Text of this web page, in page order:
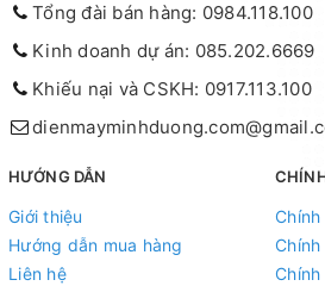
Tổng đài bán hàng: 0984.118.100
Kinh doanh dự án: 085.202.6669
Khiếu nại và CSKH: 0917.113.100
HƯỚNG DẪN
Giới thiệu
Hướng dẫn mua hàng
Liên hệ